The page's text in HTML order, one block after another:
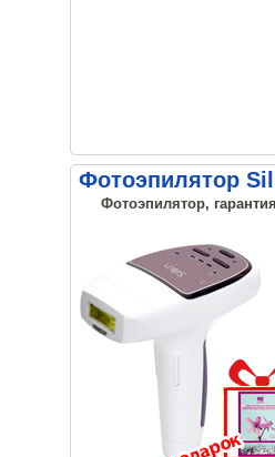
Фотоэпилятор
Фотоэпилятор,